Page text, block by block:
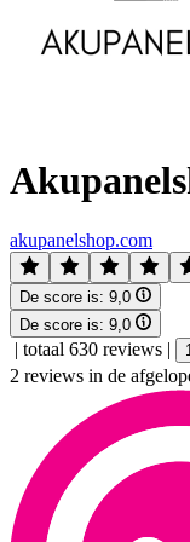
akupanelshop.com
De score is: 9,0
De score is: 9,0
| totaal 630 reviews |
2 reviews in de